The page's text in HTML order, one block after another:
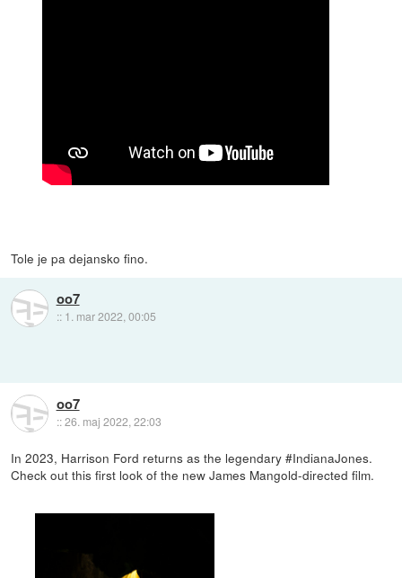
Tole je pa dejansko fino.
oo7
:: 1. mar 2022, 00:05
oo7
::26. maj 2022, 22:03
In 2023, Harrison Ford returns as the legendary #IndianaJones.
Check out this first look of the new James Mangold-directed film.